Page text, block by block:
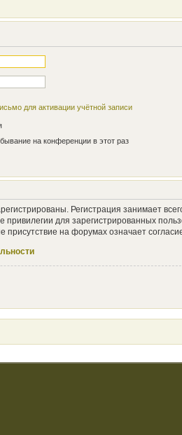
для активации учётной записи
на конференции в этот раз
Регистрация занимает
для зарегистрированных
на форумах означает